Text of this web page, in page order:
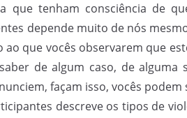
que tenham consciência de
depende muito de nós
que vocês observarem que
de algum caso, de alguma
façam isso, vocês podem
descreve os tipos de